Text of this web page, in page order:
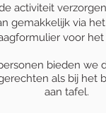
activiteit
gemakkelijk via
voor het
bieden we
als bij het
aan tafel.